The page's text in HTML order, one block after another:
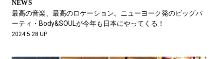
NEWS
最高の音楽、最高のロケーション。ニューヨーク発のビッグパ
ーティ・Body&SOULが今年も日本にやってくる！
2024.5.28 UP